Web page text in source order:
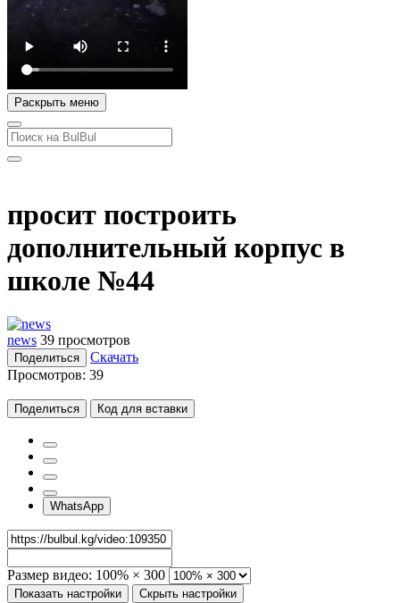
Раскрыть меню
просит построить
дополнительный корпус в
школе №44
news 39 просмотров
Поделиться
Скачать
Просмотров: 39
Поделиться Код для вставки
WhatsApp
Размер видео: 100% × 300
Показать настройки Скрыть настройки